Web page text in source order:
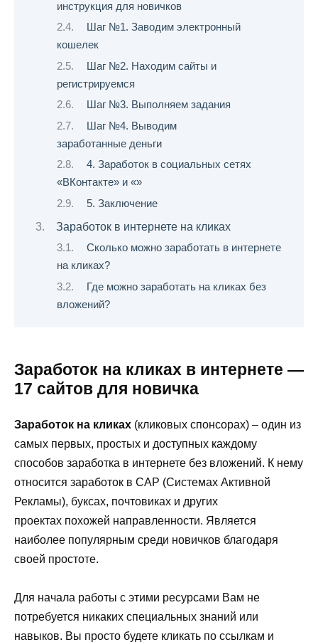
инструкция для новичков
Шаг №1. Заводим электронный
кошелек
Шаг №2. Находим сайты и
регистрируемся
Шаг №3. Выполняем задания
Шаг №4. Выводим
заработанные деньги
4. Заработок в социальных сетях
«ВКонтакте» и «»
5. Заключение
Заработок в интернете на кликах
Сколько можно заработать в интернете
на кликах?
Где можно заработать на кликах без
вложений?
Заработок на кликах в интернете —
17 сайтов для новичка
Заработок на кликах (кликовых спонсорах) – один из
самых первых, простых и доступных каждому
способов заработка в интернете без вложений. К нему
относится заработок в САР (Системах Активной
Рекламы), буксах, почтовиках и других
проектах похожей направленности. Является
наиболее популярным среди новичков благодаря
своей простоте.
Для начала работы с этими ресурсами Вам не
потребуется никаких специальных знаний или
навыков. Вы просто будете кликать по ссылкам и